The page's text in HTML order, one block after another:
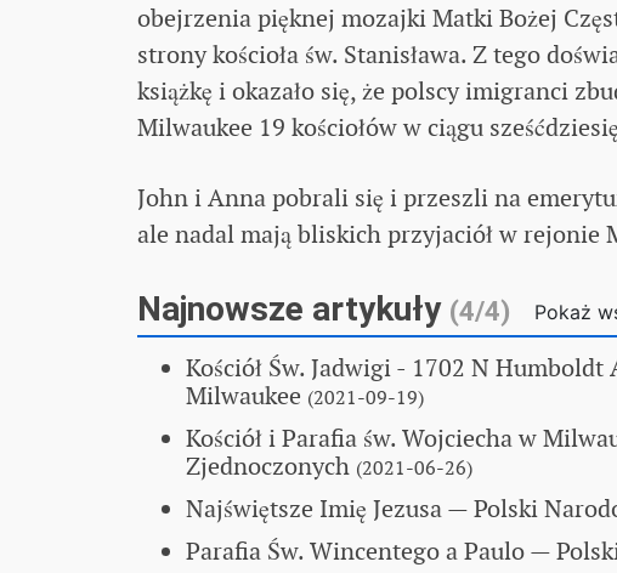
obejrzenia pięknej mozajki Matki Bożej
strony kościoła św. Stanisława. Z tego
książkę i okazało się, że polscy imigranci
Milwaukee 19 kościołów w ciągu
John i Anna pobrali się i przeszli na
ale nadal mają bliskich przyjaciół w rejonie
Najnowsze artykuły (4/4) Pokaż
Kościół Św. Jadwigi - 1702 N Humboldt
Milwaukee (2021-09-19)
Kościół i Parafia św. Wojciecha w
Zjednoczonych (2021-06-26)
Najświętsze Imię Jezusa — Polski
Parafia Św. Wincentego a Paulo—